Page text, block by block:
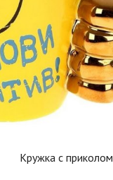
Кружка с приколом